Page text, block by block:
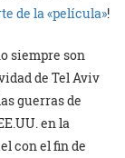
de la «película»!
siempre son
de Tel Aviv
guerras de
en la
con el fin de